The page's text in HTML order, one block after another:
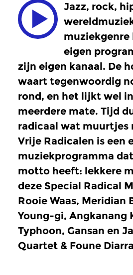
Jazz, rock,
eigen
zijn eigen kanaal. De
waart tegenwoordig
rond, en het lijkt wel
meerdere mate. Tijd
radicaal wat muurtjes
Vrije Radicalen is een
muziekprogramma
motto heeft: lekkere
deze Special Radical
Rooie Waas, Meridian
Young-gi, Angkanang
Typhoon, Gansan en
Quartet & Foune